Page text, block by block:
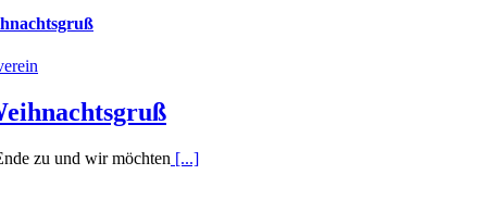
zu und wir möchten [...]